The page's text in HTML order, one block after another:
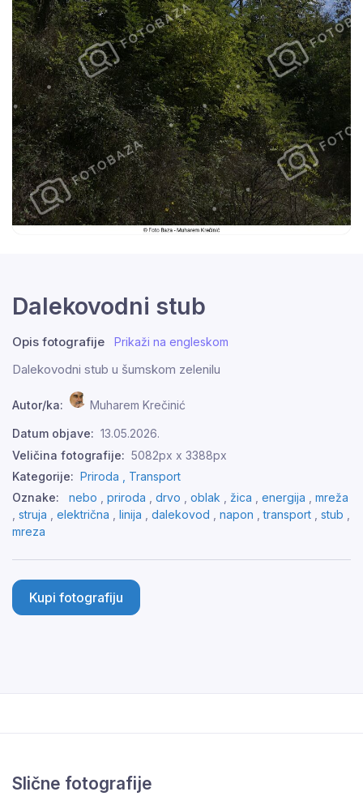
Dalekovodni stub
Opis fotografije Prikaži na engleskom
Dalekovodni stub u šumskom zelenilu
Autor/ka: Muharem Krečinić
Datum objave: 13.05.2026.
Veličina fotografije: 5082px x 3388px
Kategorije: Priroda , Transport
Oznake:
nebo priroda drvo oblak žica energija
mreža
struja električna linija dalekovod napon ,transport stub
mreza
Kupi fotografiju
Slične fotografije